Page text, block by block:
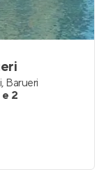
, Barueri
e 2